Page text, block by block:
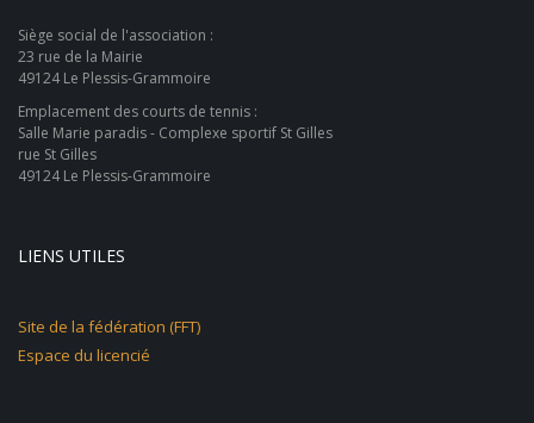
Siège social de l'association :
23 rue de la Mairie
49124 Le Plessis-Grammoire
Emplacement des courts de tennis :
Salle Marie paradis - Complexe sportif St Gilles
rue St Gilles
49124 Le Plessis-Grammoire
LIENS UTILES
Site de la fédération (FFT)
Espace du licencié